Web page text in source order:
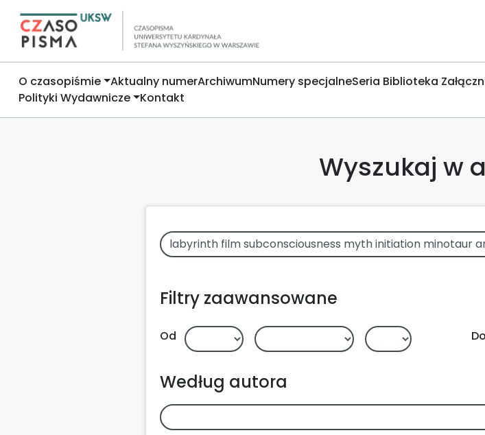
O czasopiśmie Aktualny numerArchiwumNumery specjalneSeria Biblioteka
Polityki Wydawnicze Kontakt
Wyszukaj w
Filtry zaawansowane
Od Do
Według autora